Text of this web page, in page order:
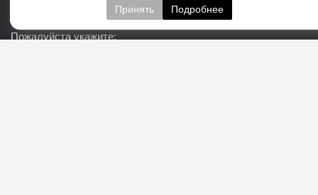
Пожалуйста укажите:
Принять Подробнее